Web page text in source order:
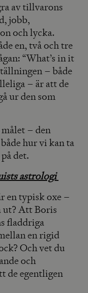
av tillvarons
jobb,
och lycka.
en, två och tre
“What’s in it
– både
– är att de
ur den som
– den
hur vi kan ta
det.
astrologi
en typisk oxe –
ut? Att Boris
fladdriga
en rigid
Och vet du
och
de egentligen